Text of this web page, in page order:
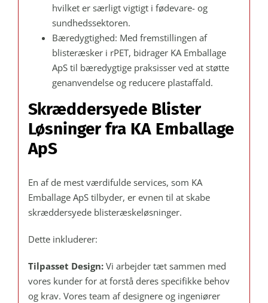
hvilket er særligt vigtigt i fødevare- og
sundhedssektoren.
Bæredygtighed: Med fremstillingen af
blisteræsker i rPET, bidrager KA Emballage
ApS til bæredygtige praksisser ved at støtte
genanvendelse og reducere plastaffald.
Skræddersyede Blister
Løsninger fra KA Emballage
ApS
En af de mest værdifulde services, som KA
Emballage ApS tilbyder, er evnen til at skabe
skræddersyede blisteræskeløsninger.
Dette inkluderer:
Tilpasset Design:Vi arbejder tæt sammen med
vores kunder for at forstå deres specifikke behov
og krav. Vores team af designere og ingeniører